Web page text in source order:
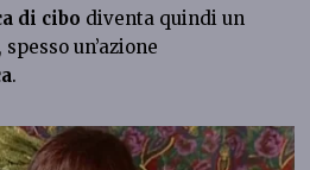
di cibo diventa quindi un
un’azione
.